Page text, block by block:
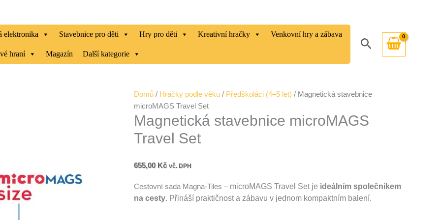
elektronika Stavebnice pro děti Hry pro děti Kreativní hračky Venkovní hry a zábava
hraní Magazín Další kategorie
Hledat
Domů / Hračky podle věku / Předškoláci (4–5 let) / Magnetická stavebnice
microMAGS Travel Set
Magnetická stavebnice microMAGS
Travel Set
655,00 Kč vč. DPH
Cestovní sada Magna-Tiles –microMAGS Travel Set je ideálním společníkem
na cesty. Přináší praktičnost a zábavu v jednom kompaktním balení.
Magnetická
stavebnice
microMAGS
Travel
Set